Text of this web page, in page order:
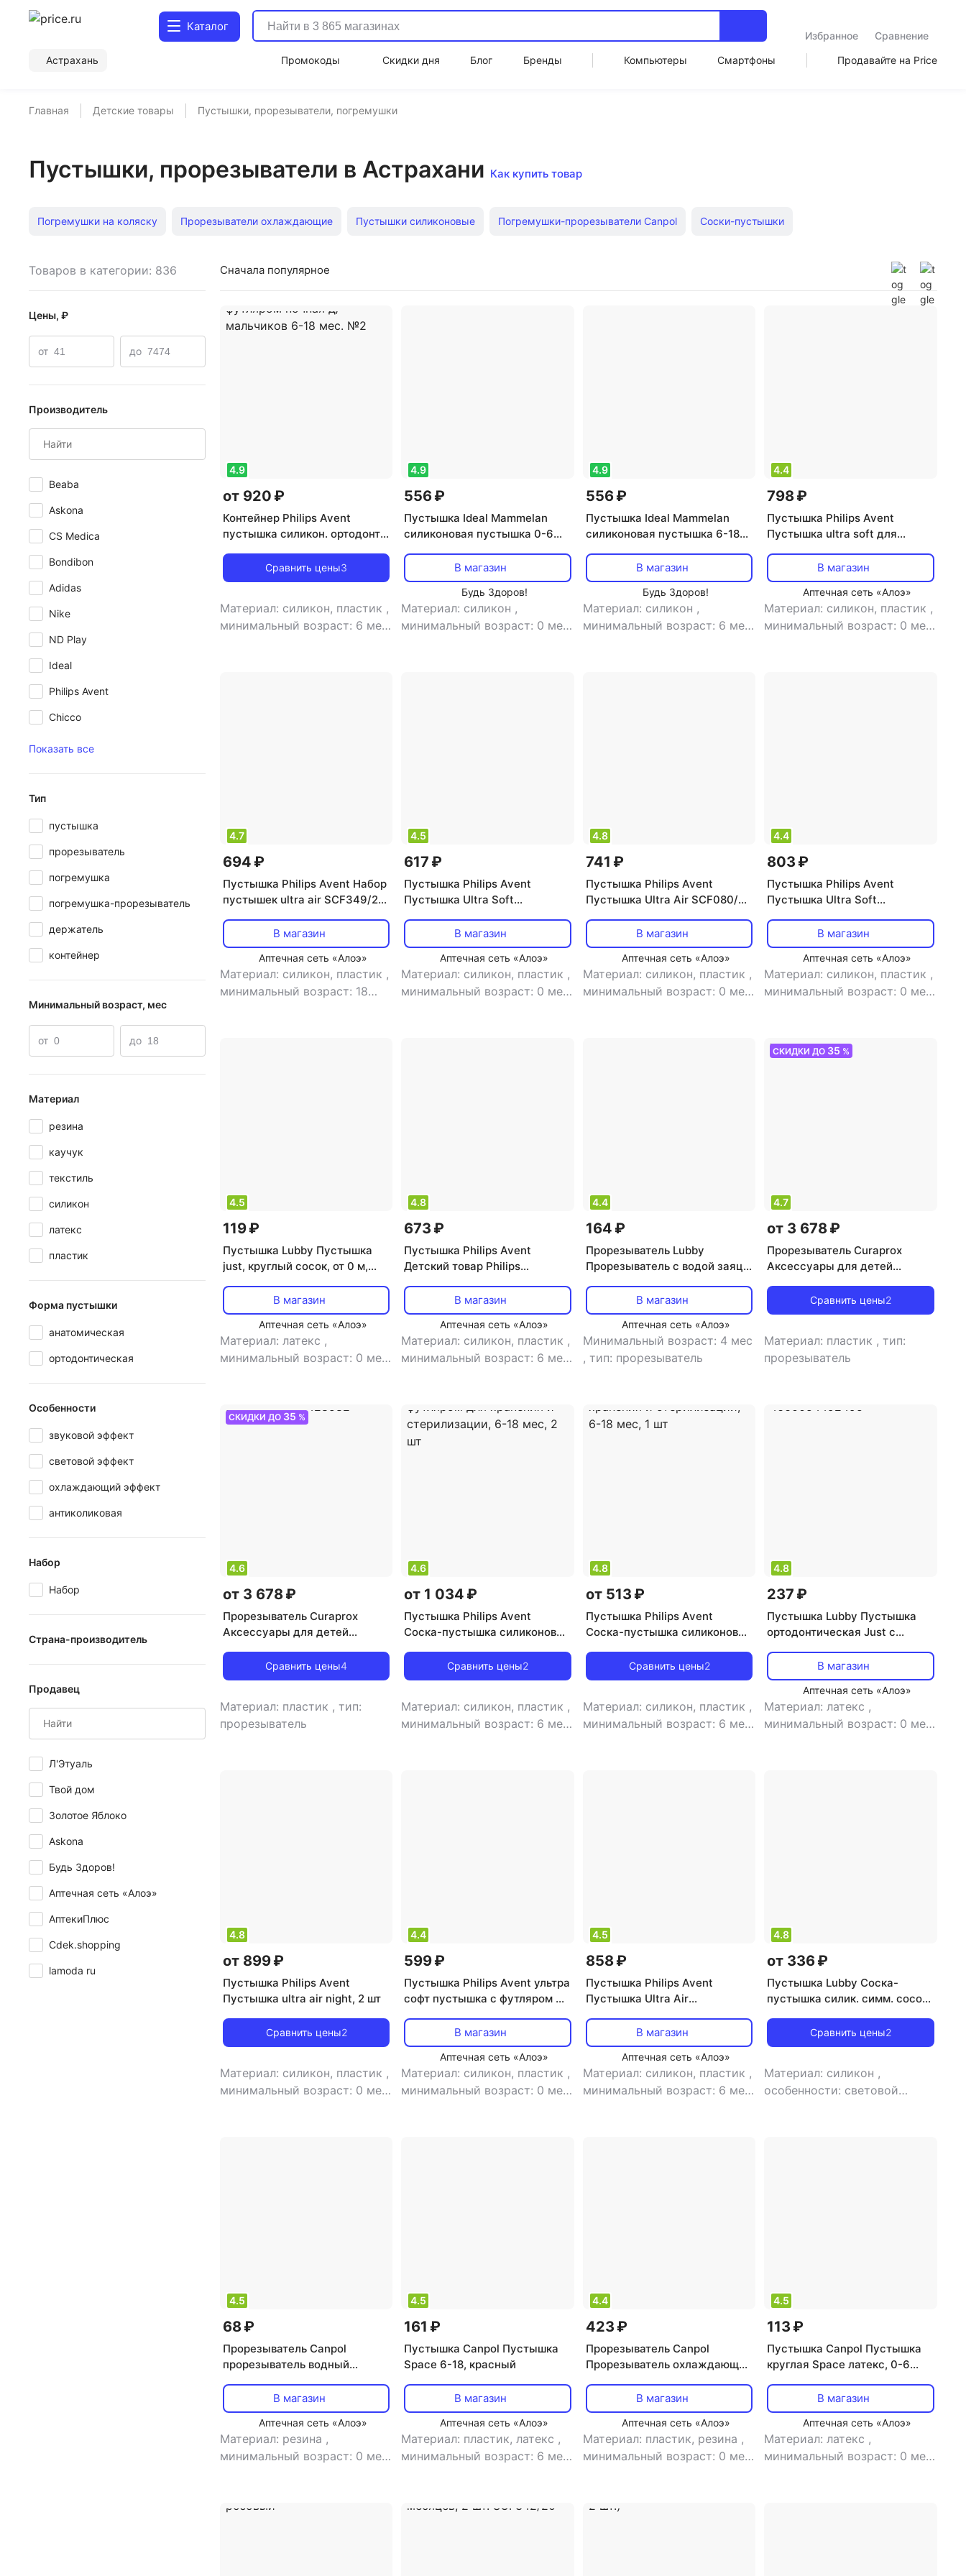
Каталог
Избранное
Сравнение
Астрахань
Промокоды Скидки дня Блог Бренды Компьютеры Смартфоны Продавайте на Price
Главная Детские товары Пустышки, прорезыватели, погремушки
Пустышки, прорезыватели в Астрахани Как купить товар
Погремушки на коляску Прорезыватели охлаждающие Пустышки силиконовые Погремушки-прорезыватели Canpol Соски-пустышки
Смесители с керамическим клапаном Пустышки с колпачком Пустышки с контейнером Пустышки с кольцом Ночные пустышки
Товаров в категории: 836
Цены, ₽
от до
Производитель
Beaba
Askona
CS Medica
Bondibon
Adidas
Nike
ND Play
Ideal
Philips Avent
Chicco
Показать все
Тип
пустышка
прорезыватель
погремушка
погремушка-прорезыватель
держатель
контейнер
Минимальный возраст, мес
от до
Материал
резина
каучук
текстиль
силикон
латекс
пластик
Форма пустышки
анатомическая
ортодонтическая
Особенности
звуковой эффект
световой эффект
охлаждающий эффект
антиколиковая
Набор
Набор
Страна-производитель
Великобритания
Германия
Дания
Испания
Италия
Китай
Нидерланды
Польша
Россия
Продавец
Л'Этуаль
Твой дом
Золотое Яблоко
Askona
Будь Здоров!
Аптечная сеть «Алоэ»
АптекиПлюс
Cdek.shopping
lamoda ru
Сначала популярное
4.9
от 920 ₽
Контейнер Philips Avent
пустышка силикон. ортодонт.
нагубн.кольцом, футляром
ночная д/мальчиков 6-18 мес.
Сравнить цены3
Материал: силикон, пластик ,
минимальный возраст: 6 мес
4.9
556 ₽
Пустышка Ideal Mammelan
силиконовая пустышка 0-6
В магазин
Будь Здоров!
Материал: силикон ,
минимальный возраст: 0 мес
4.9
556 ₽
Пустышка Ideal Mammelan
силиконовая пустышка 6-18
В магазин
Будь Здоров!
Материал: силикон ,
минимальный возраст: 6 мес
4.4
798 ₽
Пустышка Philips Avent
Пустышка ultra soft для
футляром для хран. и стер
В магазин
Аптечная сеть «Алоэ»
Материал: силикон, пластик ,
минимальный возраст: 0 мес
4.7
694 ₽
Пустышка Philips Avent Набор
пустышек ultra air SCF349/21
В магазин
Аптечная сеть «Алоэ»
Материал: силикон, пластик ,
минимальный возраст: 18
4.5
617 ₽
Пустышка Philips Avent
Пустышка Ultra Soft
В магазин
Аптечная сеть «Алоэ»
Материал: силикон, пластик ,
минимальный возраст: 0 мес
4.8
741 ₽
Пустышка Philips Avent
Пустышка Ultra Air SCF080/06
В магазин
Аптечная сеть «Алоэ»
Материал: силикон, пластик ,
минимальный возраст: 0 мес
4.4
803 ₽
Пустышка Philips Avent
Пустышка Ultra Soft
В магазин
Аптечная сеть «Алоэ»
Материал: силикон, пластик ,
минимальный возраст: 0 мес
4.5
119 ₽
Пустышка Lubby Пустышка
just, круглый сосок, от 0 м,
В магазин
Аптечная сеть «Алоэ»
Материал: латекс ,
минимальный возраст: 0 мес
4.8
673 ₽
Пустышка Philips Avent
Детский товар Philips
ultra air 8720689000581
В магазин
Аптечная сеть «Алоэ»
Материал: силикон, пластик ,
минимальный возраст: 6 мес
4.4
164 ₽
Прорезыватель Lubby
Прорезыватель с водой заяц
В магазин
Аптечная сеть «Алоэ»
Минимальный возраст: 4 мес
, тип: прорезыватель
СКИДКИ ДО 35 %
4.7
от 3 678 ₽
Прорезыватель Curaprox
Аксессуары для детей
прорезывания временных
зубов
Сравнить цены2
Материал: пластик ,тип:
прорезыватель
СКИДКИ ДО 35 %
4.6
от 3 678 ₽
Прорезыватель Curaprox
Аксессуары для детей
прорезывания временных
зубов 7612412428582
Сравнить цены4
Материал: пластик , тип:
прорезыватель
4.6
от 1 034 ₽
Пустышка Philips Avent
Соска-пустышка силиконовая
SCF376/13 с футляром для
хранения и стерилизации, 6-
Сравнить цены2
Материал: силикон, пластик ,
минимальный возраст: 6 мес
4.8
от 513 ₽
Пустышка Philips Avent
Соска-пустышка силиконовая
футляром для хранения и
стерилизации, 6-18 мес, 1 шт
Сравнить цены2
Материал: силикон, пластик ,
минимальный возраст: 6 мес
4.8
237 ₽
Пустышка Lubby Пустышка
ортодонтическая Just с
4660054492495
В магазин
Аптечная сеть «Алоэ»
Материал: латекс ,
минимальный возраст: 0 мес
4.8
от 899 ₽
Пустышка Philips Avent
Пустышка ultra air night, 2 шт
Сравнить цены2
Материал: силикон, пластик ,
минимальный возраст: 0 мес
4.4
599 ₽
Пустышка Philips Avent ультра
софт пустышка с футляром 0-
В магазин
Аптечная сеть «Алоэ»
Материал: силикон, пластик ,
минимальный возраст: 0 мес
4.5
858 ₽
Пустышка Philips Avent
Пустышка Ultra Air
В магазин
Аптечная сеть «Алоэ»
Материал: силикон, пластик ,
минимальный возраст: 6 мес
4.8
от 336 ₽
Пустышка Lubby Соска-
пустышка силик. симм. сосок
Сравнить цены2
Материал: силикон ,
особенности: световой
4.5
68 ₽
Прорезыватель Canpol
прорезыватель водный
рожденияВ магазин
Аптечная сеть «Алоэ»
Материал: резина ,
минимальный возраст: 0 мес
прорезыватель
4.5
161 ₽
Пустышка Canpol Пустышка
Space 6-18, красный
В магазин
Аптечная сеть «Алоэ»
Материал: пластик, латекс ,
минимальный возраст: 6 мес
пустышка
4.4
423 ₽
Прорезыватель Canpol
Прорезыватель охлаждающий
В магазин
Аптечная сеть «Алоэ»
Материал: пластик, резина ,
минимальный возраст: 0 мес
прорезыватель
4.5
113 ₽
Пустышка Canpol Пустышка
круглая Space латекс, 0-6
В магазин
Аптечная сеть «Алоэ»
Материал: латекс ,
минимальный возраст: 0 мес